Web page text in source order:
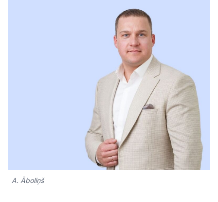
Bizness
Video
Vieta
A. Āboliņš